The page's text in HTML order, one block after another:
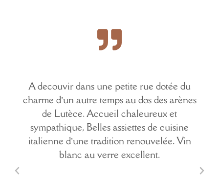
A decouvir dans une petite rue dotée du
charme d’un autre temps au dos des arènes
de Lutèce. Accueil chaleureux et
sympathique, Belles assiettes de cuisine
italienne d’une tradition renouvelée. Vin
blanc au verre excellent.